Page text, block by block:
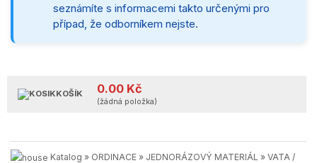
seznámíte s informacemi takto určenými pro
případ, že odborníkem nejste.
KOŠÍK 0.00 Kč
(žádná položka)
Katalog » ORDINACE » JEDNORÁZOVÝ MATERIÁL » VATA /